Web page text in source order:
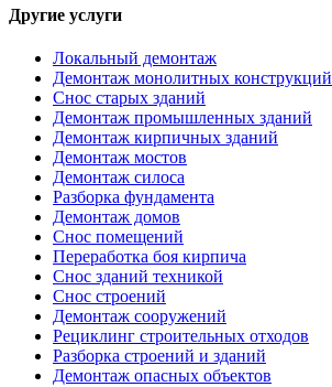
Другие услуги
Локальный демонтаж
Демонтаж монолитных конструкций
Снос старых зданий
Демонтаж промышленных зданий
Демонтаж кирпичных зданий
Демонтаж мостов
Демонтаж силоса
Разборка фундамента
Демонтаж домов
Снос помещений
Переработка боя кирпича
Снос зданий техникой
Снос строений
Демонтаж сооружений
Рециклинг строительных отходов
Разборка строений и зданий
Демонтаж опасных объектов